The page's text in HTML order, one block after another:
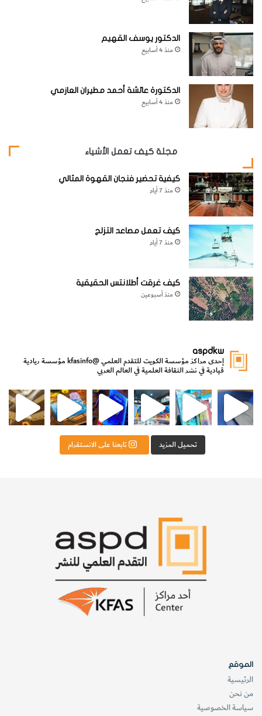
الدكتور يوسف القهيم
منذ 4 أسابيع
الدكتورة عائشة أحمد مطيران العازمي
منذ 4 أسابيع
مجلة كيف تعمل الأشياء
كيفية تحضير فنجان القهوة المثالي
منذ 7 أيام
كيف تعمل مصاعد التزلج
منذ 7 أيام
كيف غرقت أطلانتس الحقيقية
منذ أسبوعين
aspdkw
إحدى مراكز مؤسسة الكويت للتقدم العلمي@kfasinfo مؤسسة ريادية
قيادية في نشر الثقافة العلمية في العالم العربي
لشؤون الش
من الأعماق نكتشف ومن الكتب نتعلّم
⁨ ⁨ نتشرف بدعوتكم لزيارة جناح التقدم العلمي للنشر ⁨ رجعنا! ما كنّا بعيد! مجهزين لكم كل جديد!⁩
تحميل المزيد تابعنا على الانستقرام
الموقع
الرئيسية
من نحن
سياسة الخصوصية